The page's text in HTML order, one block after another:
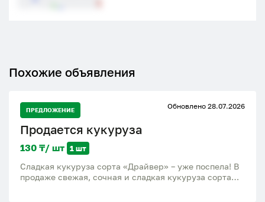
Похожие объявления
ПРЕДЛОЖЕНИЕ Обновлено 28.07.2026
Продается кукуруза
130 ₸/ шт 1 шт
Сладкая кукуруза сорта «Драйвер» – уже поспела! В
продаже свежая, сочная и сладкая кукуруза сорта